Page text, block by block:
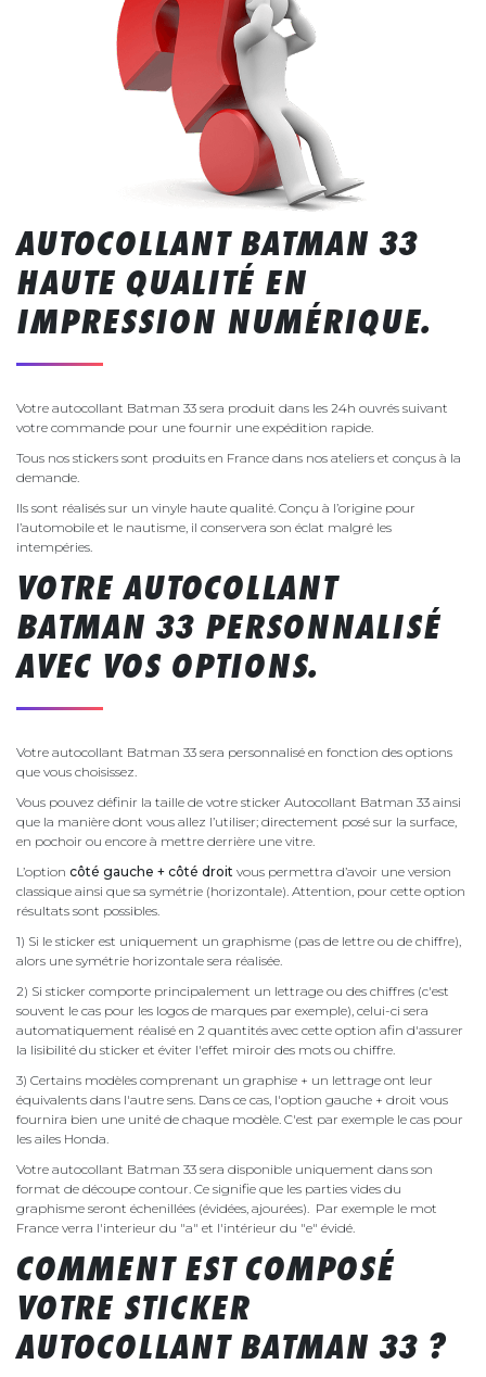
AUTOCOLLANT BATMAN 33
HAUTE QUALITÉ EN
IMPRESSION NUMÉRIQUE.
Votre autocollant Batman 33 sera produit dans les 24h ouvrés suivant
votre commande pour une fournir une expédition rapide.
Tous nos stickers sont produits en France dans nos ateliers et conçus à la
demande.
Ils sont réalisés sur un vinyle haute qualité. Conçu à l’origine pour
l’automobile et le nautisme, il conservera son éclat malgré les
intempéries.
VOTRE AUTOCOLLANT
BATMAN 33 PERSONNALISÉ
AVEC VOS OPTIONS.
Votre autocollant Batman 33 sera personnalisé en fonction des options
que vous choisissez.
Vous pouvez définir la taille de votre sticker Autocollant Batman 33 ainsi
que la manière dont vous allez l’utiliser; directement posé sur la surface,
en pochoir ou encore à mettre derrière une vitre.
L’option côté gauche + côté droit vous permettra d’avoir une version
classique ainsi que sa symétrie (horizontale). Attention, pour cette option
résultats sont possibles.
1) Si le sticker est uniquement un graphisme (pas de lettre ou de chiffre),
alors une symétrie horizontale sera réalisée.
2) Si sticker comporte principalement un lettrage ou des chiffres (c'est
souvent le cas pour les logos de marques par exemple), celui-ci sera
automatiquement réalisé en 2 quantités avec cette option afin d'assurer
la lisibilité du sticker et éviter l'effet miroir des mots ou chiffre.
3) Certains modèles comprenant un graphise + un lettrage ont leur
équivalents dans l'autre sens. Dans ce cas, l'option gauche + droit vous
fournira bien une unité de chaque modèle. C'est par exemple le cas pour
les ailes Honda.
Votre autocollant Batman 33 sera disponible uniquement dans son
format de découpe contour. Ce signifie que les parties vides du
graphisme seront échenillées (évidées, ajourées). Par exemple le mot
France verra l'interieur du "a" et l'intérieur du "e" évidé.
COMMENT EST COMPOSÉ
VOTRE STICKER
AUTOCOLLANT BATMAN 33 ?